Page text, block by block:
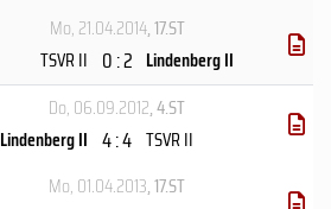
Mo, 21.04.2014, 17.ST
TSVR II 0 : 2 Lindenberg II
Do, 06.09.2012, 4.ST
Lindenberg II 4 : 4 TSVR II
Mo, 01.04.2013, 17.ST